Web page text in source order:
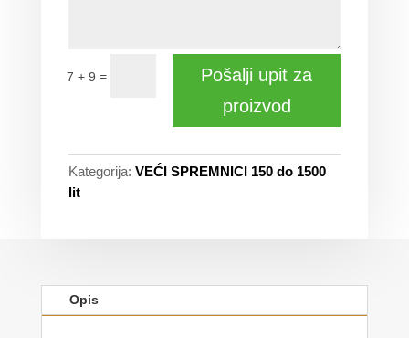
7 + 9 =
Pošalji upit za
proizvod
Kategorija: VEĆI SPREMNICI 150 do 1500
lit
Opis